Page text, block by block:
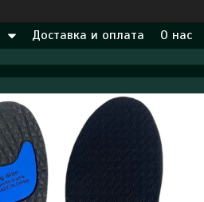
Доставка и оплата О нас